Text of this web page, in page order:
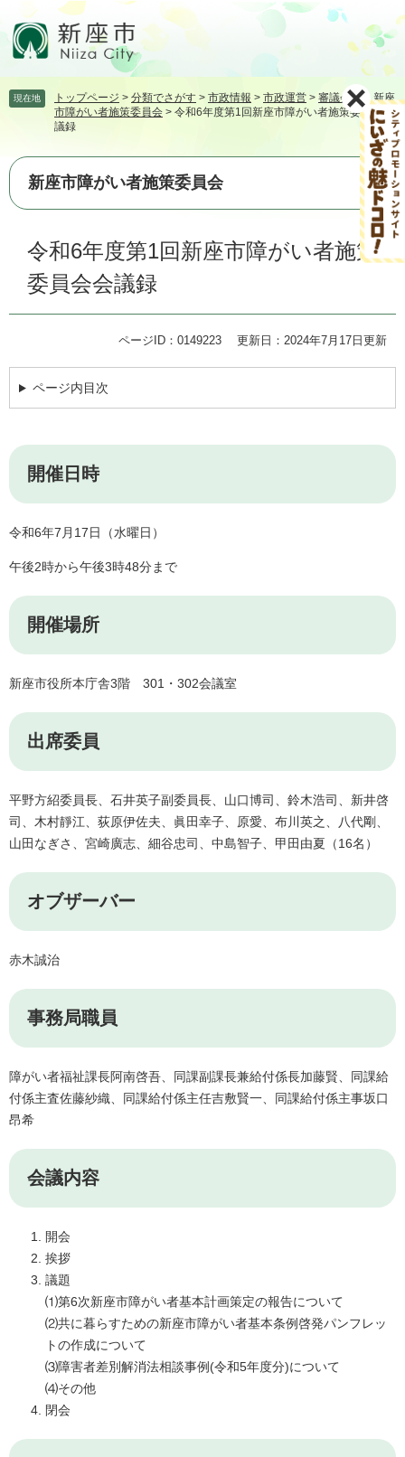
頭飛
て
文
現在地 トップページ > 分類でさがす > 市政情報 > 市政運営 > 審議会等>新座
市障がい者施策委員会 > 令和6年度第1回新座市障がい者施策委員会会
議録
新座市障がい者施策委員会
令和6年度第1回新座市障がい者施策
委員会会議録
ページID：0149223 更新日：2024年7月17日更新
ページ内目次
開催日時
令和6年7月17日（水曜日）
午後2時から午後3時48分まで
開催場所
新座市役所本庁舎3階 301・302会議室
出席委員​
平野方紹委員長、石井英子副委員長、山口博司、鈴木浩司、新井啓
司、木村靜江、荻原伊佐夫、眞田幸子、原愛、布川英之、八代剛、
山田なぎさ、宮崎廣志、細谷忠司、中島智子、甲田由夏（16名）
オブザーバー​
赤木誠治
事務局職員
障がい者福祉課長阿南啓吾、同課副課長兼給付係長加藤賢、同課給
付係主査佐藤紗織、同課給付係主任吉敷賢一、同課給付係主事坂口
昂希
会議内容
開会
挨拶
議題
⑴第6次新座市障がい者基本計画策定の報告について
⑵共に暮らすための新座市障がい者基本条例啓発パンフレッ
トの作成について
⑶障害者差別解消法相談事例(令和5年度分)について
⑷その他
閉会